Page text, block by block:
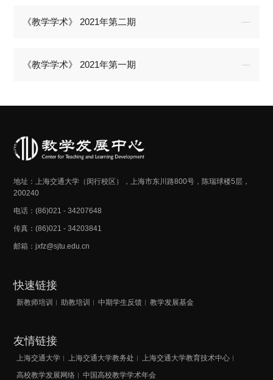
《教学学术》 2021年第二期
《教学学术》 2021年第一期
地址：上海交通大学（闵行校区），上海市东川路800号，陈瑞球楼5层，
200240
电话：(86)021 - 34207648
传真：(86)021 - 34203841
邮箱：jxfz@sjtu.edu.cn
快速链接
新教师培训 助教培训 中期学生反馈 教学发展基金
友情链接
上海交通大学 上海交通大学教务处
上海交通大学教育技术中心
高校教学发展网络
中国高校教学学术年会